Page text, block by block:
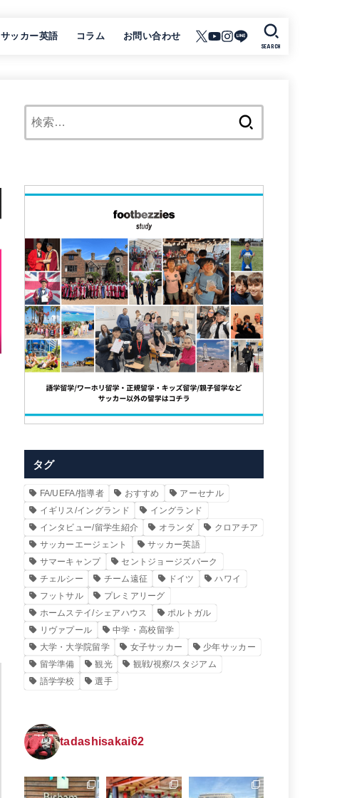
サッカー英語 コラム お問い合わせ
SEARCH
タグ
FA/UEFA/指導者 おすすめ
アーセナル
イギリス/イングランド
イングランド
インタビュー/留学生紹介
オランダ
クロアチア
サッカーエージェント
サッカー英語
サマーキャンプ
セントジョージズパーク
チェルシー
チーム遠征 ドイツ
ハワイ
フットサル
プレミアリーグ
ホームステイ/シェアハウス
ポルトガル
リヴァプール
中学・高校留学
大学・大学院留学
女子サッカー
少年サッカー
留学準備
観光
観戦/視察/スタジアム
語学学校
選手
tadashisakai62